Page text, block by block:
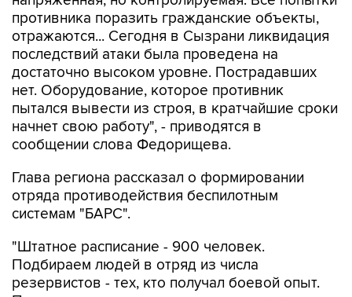
противника поразить гражданские объекты,
отражаются... Сегодня в Сызрани ликвидация
последствий атаки была проведена на
достаточно высоком уровне. Пострадавших
нет. Оборудование, которое противник
пытался вывести из строя, в кратчайшие сроки
начнет свою работу", - приводятся в
сообщении слова Федорищева.
Глава региона рассказал о формировании
отряда противодействия беспилотным
системам "БАРС".
"Штатное расписание - 900 человек.
Подбираем людей в отряд из числа
резервистов - тех, кто получал боевой опыт.